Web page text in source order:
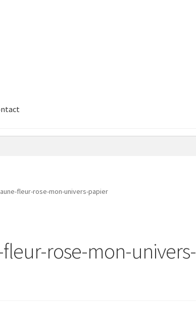
fleur-rose-mon-univers-papier
rose-mon-univers-